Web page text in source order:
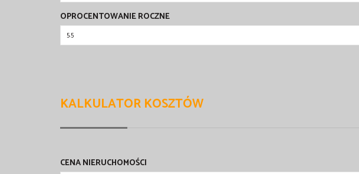
OPROCENTOWANIE ROCZNE
KALKULATOR KOSZTÓW
CENA NIERUCHOMOŚCI